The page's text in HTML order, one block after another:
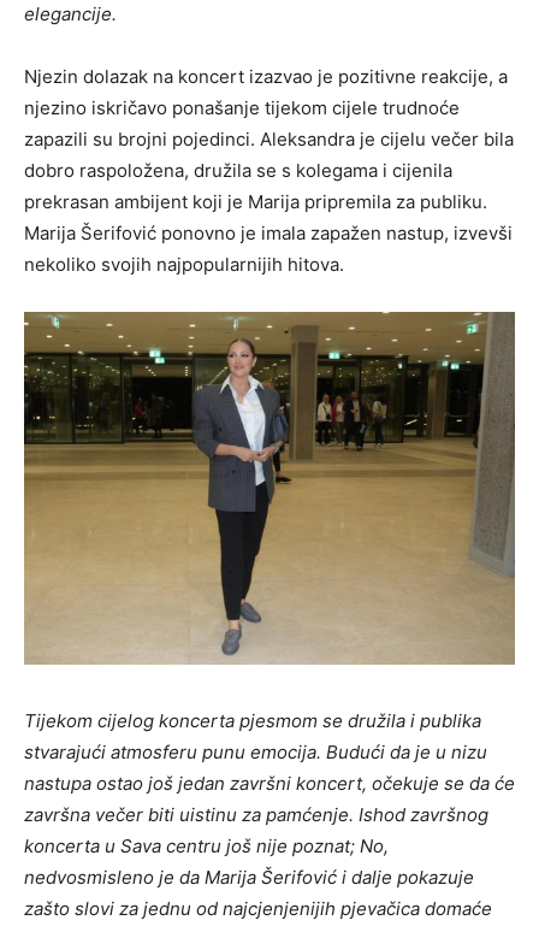
elegancije.
Njezin dolazak na koncert izazvao je pozitivne reakcije, a
njezino iskričavo ponašanje tijekom cijele trudnoće
zapazili su brojni pojedinci. Aleksandra je cijelu večer bila
dobro raspoložena, družila se s kolegama i cijenila
prekrasan ambijent koji je Marija pripremila za publiku.
Marija Šerifović ponovno je imala zapažen nastup, izvevši
nekoliko svojih najpopularnijih hitova.
Tijekom cijelog koncerta pjesmom se družila i publika
stvarajući atmosferu punu emocija. Budući da je u nizu
nastupa ostao još jedan završni koncert, očekuje se da će
završna večer biti uistinu za pamćenje. Ishod završnog
koncerta u Sava centru još nije poznat; No,
nedvosmisleno je da Marija Šerifović i dalje pokazuje
zašto slovi za jednu od najcjenjenijih pjevačica domaće